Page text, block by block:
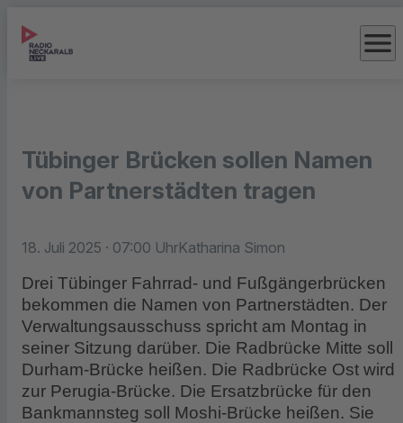
menu
Tübinger Brücken sollen Namen
von Partnerstädten tragen
18. Juli 2025 · 07:00 UhrKatharina Simon
Drei Tübinger Fahrrad- und Fußgängerbrücken
bekommen die Namen von Partnerstädten. Der
Verwaltungsausschuss spricht am Montag in
seiner Sitzung darüber. Die Radbrücke Mitte soll
Durham-Brücke heißen. Die Radbrücke Ost wird
zur Perugia-Brücke. Die Ersatzbrücke für den
Bankmannsteg soll Moshi-Brücke heißen. Sie